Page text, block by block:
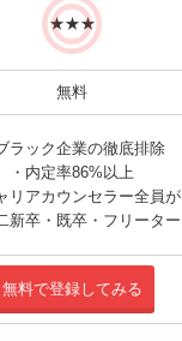
★★★
無料
ラック企業の徹底排除
・内定率86%以上
リアカウンセラー全員が
新卒・既卒・フリーター
無料で登録してみる